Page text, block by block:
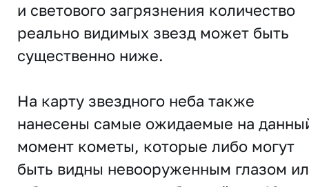
и светового загрязнения количество
реально видимых звезд может быть
существенно ниже.
На карту звездного неба также
нанесены самые ожидаемые на
момент кометы, которые либо могут
быть видны невооруженным глазом